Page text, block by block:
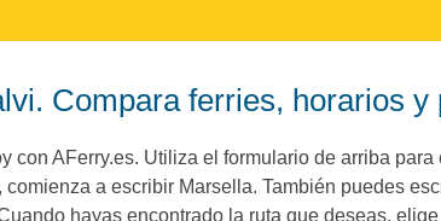
Compara ferries, horarios y
con AFerry.es. Utiliza el formulario de arriba para
a escribir Marsella. También puedes
hayas encontrado la ruta que deseas,